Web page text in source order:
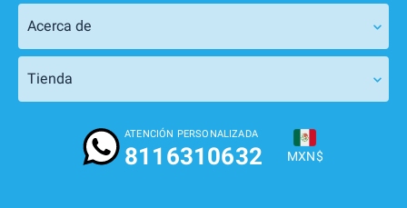
Acerca de
Tienda
ATENCIÓN PERSONALIZADA
8116310632 MXN$